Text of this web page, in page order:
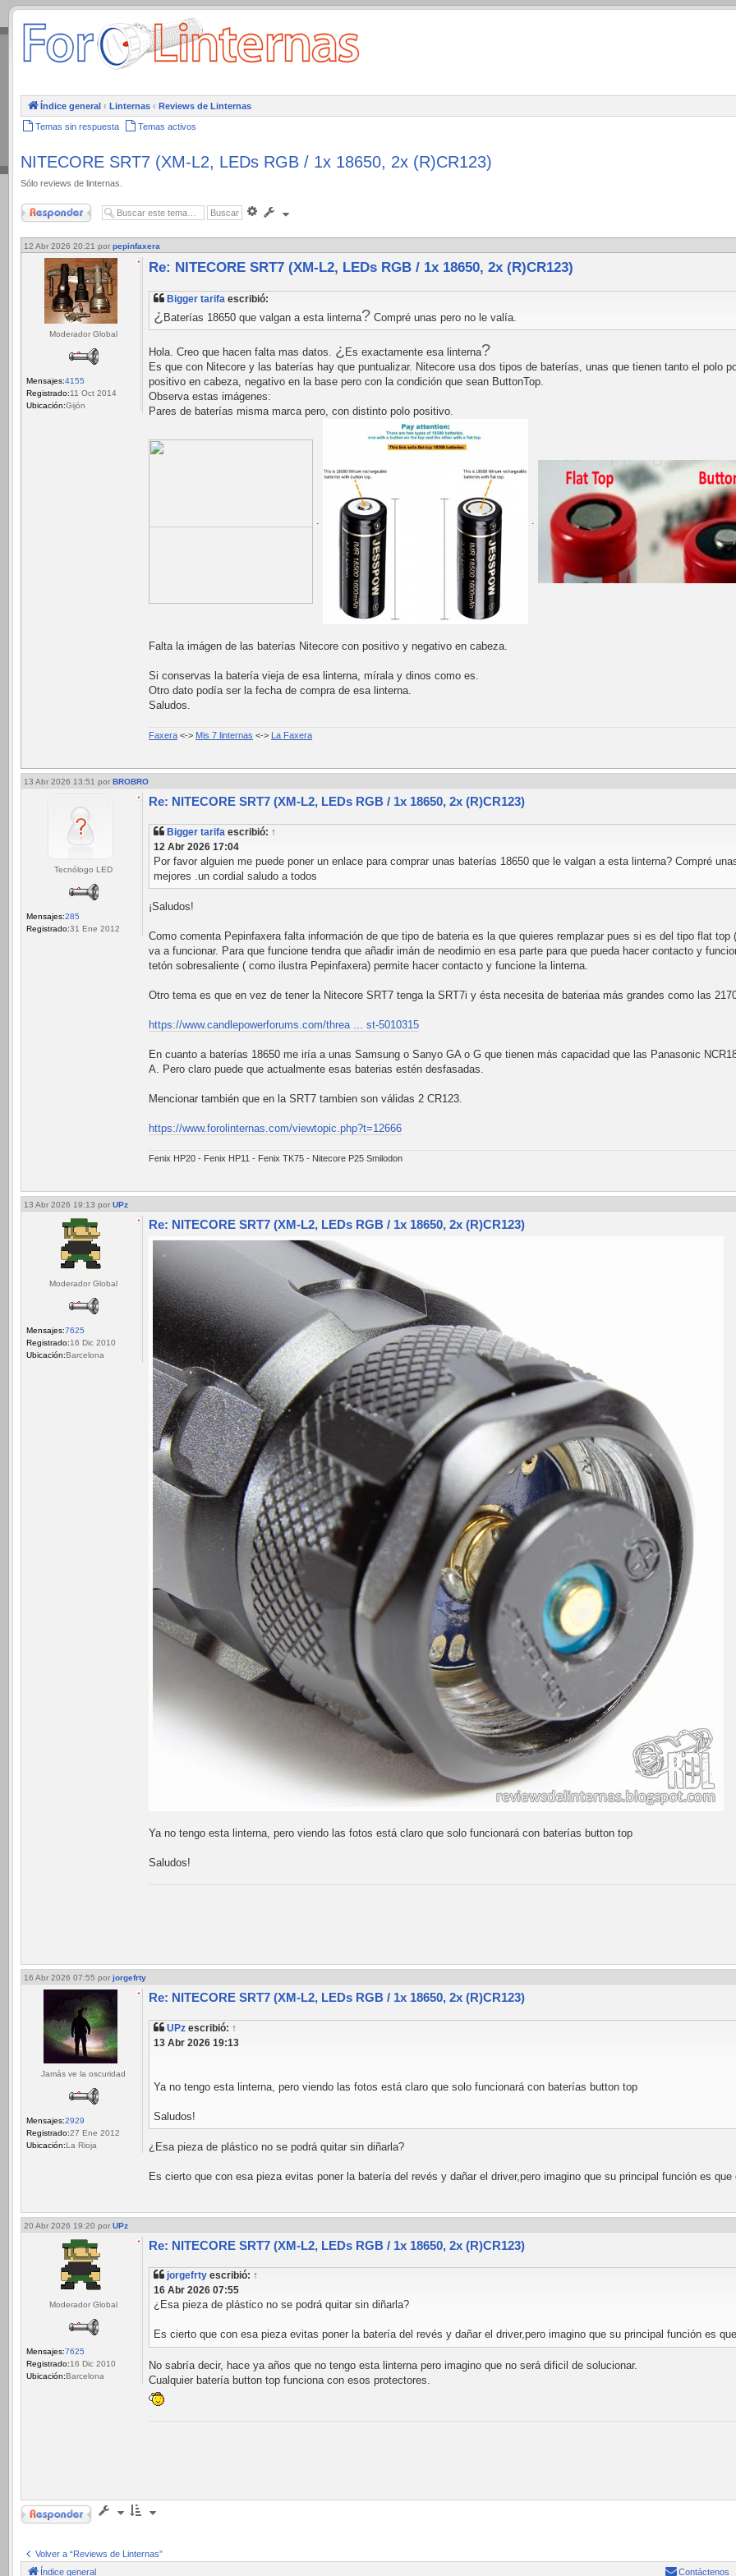
.
Índice general ‹ Linternas ‹ Reviews de Linternas
Temas sin respuesta Temas activos
NITECORE SRT7 (XM-L2, LEDs RGB / 1x 18650, 2x (R)CR123)
Sólo reviews de linternas.
Responder
Búsqueda
12 Abr 2026 20:21 por pepinfaxera
Moderador Global
Mensajes:4155
Registrado:11 Oct 2014
Ubicación:Gijón
Re: NITECORE SRT7 (XM-L2, LEDs RGB / 1x 18650, 2x (R)CR123)
Bigger tarifa escribió:
¿ Baterías 18650 que valgan a esta linterna? Compré unas pero no le valía.
Hola. Creo que hacen falta mas datos. ¿ Es exactamente esa linterna?
Es que con Nitecore y las baterías hay que puntualizar. Nitecore usa dos tipos de baterías, unas que tienen tanto el polo
positivo en cabeza, negativo en la base pero con la condición que sean ButtonTop.
Observa estas imágenes:
Pares de baterías misma marca pero, con distinto polo positivo.
. .
Falta la imágen de las baterías Nitecore con positivo y negativo en cabeza.
Si conservas la batería vieja de esa linterna, mírala y dinos como es.
Otro dato podía ser la fecha de compra de esa linterna.
Saludos.
Faxera <-> Mis 7 linternas <-> La Faxera
13 Abr 2026 13:51 por BROBRO
Tecnólogo LED
Mensajes:285
Registrado:31 Ene 2012
Re: NITECORE SRT7 (XM-L2, LEDs RGB / 1x 18650, 2x (R)CR123)
Bigger tarifa escribió: ↑
12 Abr 2026 17:04
Por favor alguien me puede poner un enlace para comprar unas baterías 18650 que le valgan a esta linterna? Compré
mejores .un cordial saludo a todos
¡Saludos!
Como comenta Pepinfaxera falta información de que tipo de bateria es la que quieres remplazar pues si es del tipo flat
va a funcionar. Para que funcione tendra que añadir imán de neodimio en esa parte para que pueda hacer contacto y
tetón sobresaliente ( como ilustra Pepinfaxera) permite hacer contacto y funcione la linterna.
Otro tema es que en vez de tener la Nitecore SRT7 tenga la SRT7i y ésta necesita de bateriaa más grandes como las
https://www.candlepowerforums.com/threa ... st-5010315
En cuanto a baterías 18650 me iría a unas Samsung o Sanyo GA o G que tienen más capacidad que las Panasonic
A. Pero claro puede que actualmente esas baterias estén desfasadas.
Mencionar también que en la SRT7 tambien son válidas 2 CR123.
https://www.forolinternas.com/viewtopic.php?t=12666
Fenix HP20 - Fenix HP11 - Fenix TK75 - Nitecore P25 Smilodon
13 Abr 2026 19:13 por UPz
Moderador Global
Mensajes:7625
Registrado:16 Dic 2010
Ubicación:Barcelona
Re: NITECORE SRT7 (XM-L2, LEDs RGB / 1x 18650, 2x (R)CR123)
Ya no tengo esta linterna, pero viendo las fotos está claro que solo funcionará con baterías button top
Saludos!
16 Abr 2026 07:55 por jorgefrty
Jamás ve la oscuridad
Mensajes:2929
Registrado:27 Ene 2012
Ubicación:La Rioja
Re: NITECORE SRT7 (XM-L2, LEDs RGB / 1x 18650, 2x (R)CR123)
UPz escribió: ↑
13 Abr 2026 19:13
Ya no tengo esta linterna, pero viendo las fotos está claro que solo funcionará con baterías button top
Saludos!
¿Esa pieza de plástico no se podrá quitar sin diñarla?
Es cierto que con esa pieza evitas poner la batería del revés y dañar el driver,pero imagino que su principal función es
20 Abr 2026 19:20 por UPz
Moderador Global
Mensajes:7625
Registrado:16 Dic 2010
Ubicación:Barcelona
Re: NITECORE SRT7 (XM-L2, LEDs RGB / 1x 18650, 2x (R)CR123)
jorgefrty escribió: ↑
16 Abr 2026 07:55
¿Esa pieza de plástico no se podrá quitar sin diñarla?
Es cierto que con esa pieza evitas poner la batería del revés y dañar el driver,pero imagino que su principal función es
No sabría decir, hace ya años que no tengo esta linterna pero imagino que no será dificil de solucionar.
Cualquier batería button top funciona con esos protectores.
Responder
Volver a “Reviews de Linternas”
Índice general
Contáctenos